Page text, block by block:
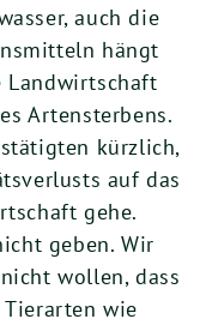
auch die
hängt
Landwirtschaft
Artensterbens.
kürzlich,
auf das
gehe.
geben. Wir
wollen, dass
wie